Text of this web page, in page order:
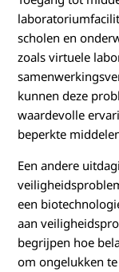
scholen en
zoals virtuele
kunnen deze
waardevolle
beperkte
Een andere
een
aan
begrijpen hoe
om ongelukken